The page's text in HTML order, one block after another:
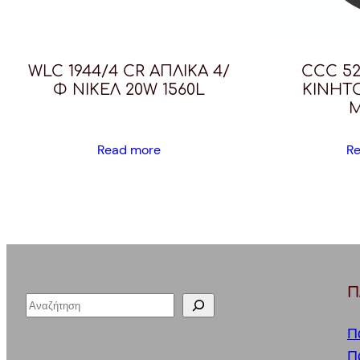
WLC 1944/4 CR ΑΠΛΙΚΑ 4/
Φ ΝΙΚΕΛ 20W 1560L
Read more
CCC
S